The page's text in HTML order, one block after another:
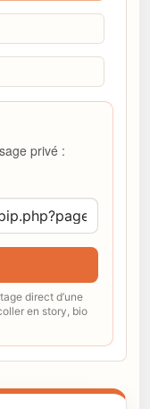
privé :
direct d’une
en story, bio